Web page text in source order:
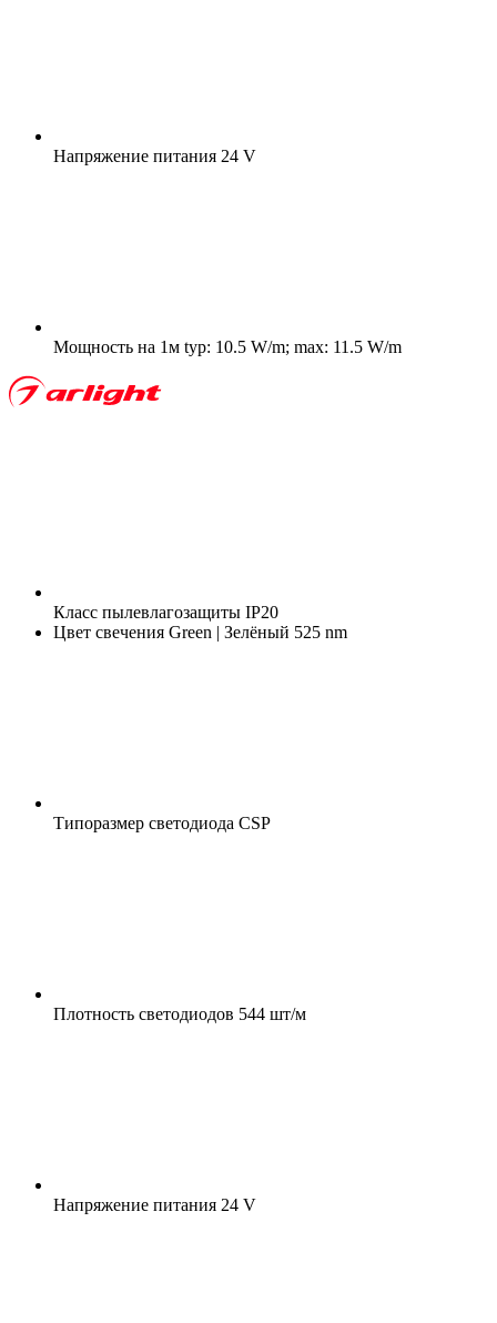
Напряжение питания 24 V
Мощность на 1м typ: 10.5 W/m; max: 11.5 W/m
Класс пылевлагозащиты IP20
Цвет свечения Green | Зелёный 525 nm
Типоразмер светодиода CSP
Плотность светодиодов 544 шт/м
Напряжение питания 24 V